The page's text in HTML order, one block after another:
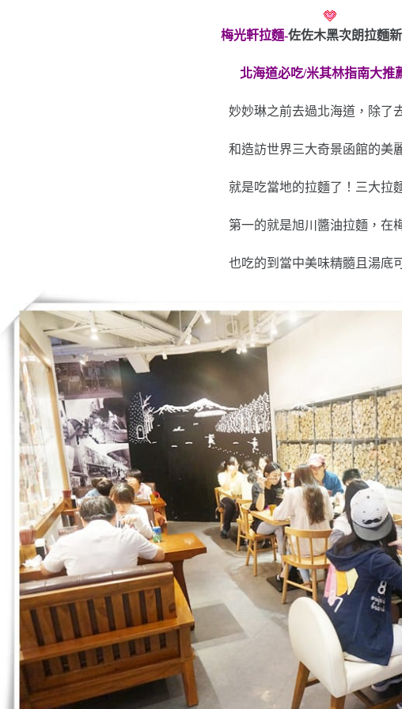
梅光軒拉麵-佐佐木黑次朗拉麵新
北海道必吃/米其林指南大推
妙妙琳之前去過北海道，除了
和造訪世界三大奇景函館的美
就是吃當地的拉麵了！三大拉
第一的就是旭川醬油拉麵，在
也吃的到當中美味精髓且湯底